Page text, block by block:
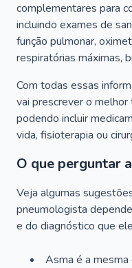
complementares para
incluindo exames de
função pulmonar,
respiratórias máximas,
Com todas essas
vai prescrever o
podendo incluir
vida, fisioterapia ou
O que perguntar
Veja algumas
pneumologista
e do diagnóstico que
Asma é a mesma